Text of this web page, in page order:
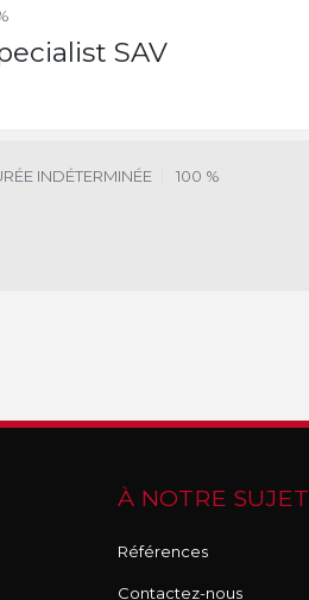
SAV
INDÉTERMINÉE 100 %
À NOTRE SUJET
Références
Contactez-nous